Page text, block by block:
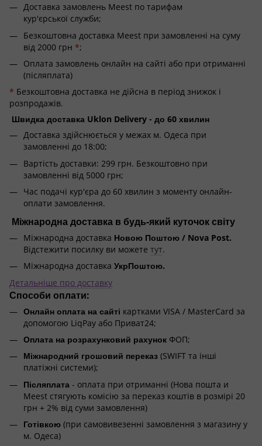
Доставка замовлень Meest по тарифам
кур'єрської служби;
Безкоштовна доставка Meest при замовленні на суму
від 2000 грн *;
Оплата замовлень онлайн на сайті або при отриманні
(післяплата)
* Безкоштовна доставка не дійсна в період знижок і
розпродажів.
Швидка доставка Uklon Delivery - до 60 хвилин
Доставка здійснюється у межах м. Одеса при
замовленні до 18:00;
Вартість доставки: 299 грн. Безкоштовно при
замовленні від 5000 грн;
Час подачі кур'єра до 60 хвилин з моменту онлайн-
оплати замовлення.
Міжнародна доставка в будь-який куточок світу
Міжнародна доставка Новою Поштою / Nova Post.
Відстежити посилку ви можете тут.
Міжнародна доставка УкрПоштою.
Детальніше про доставку
Способи оплати:
Онлайн оплата на сайті картками VISA / MasterCard за
допомогою LiqPay або Приват24;
Оплата на розрахунковий рахунок ФОП;
Міжнародний грошовий переказ (SWIFT та інші
платіжні системи);
Післяплата - оплата при отриманні (Нова пошта и
Meest стягують комісію за переказ коштів в розмірі 20
грн + 2% від суми замовлення)
Готівкою (при самовивезенні замовлення з магазину у
м. Одеса)